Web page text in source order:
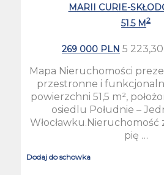
MARII CURIE-
51.5 M2
269 000 PLN 5
Mapa Nieruchomości
przestronne i
powierzchni 51,5 m²,
osiedlu Południe –
Włocławku.Nieruchomość
pię …
Dodaj do schowka